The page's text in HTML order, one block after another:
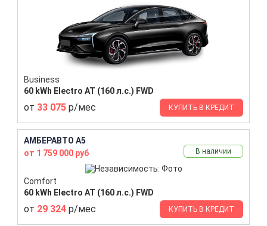
Business
60 kWh Electro AT (160 л.с.) FWD
от 33 075 р/мес КУПИТЬ В КРЕДИТ
АМБЕРАВТО A5
от 1 759 000 руб
В наличии
Comfort
60 kWh Electro AT (160 л.с.) FWD
от 29 324 р/мес КУПИТЬ В КРЕДИТ